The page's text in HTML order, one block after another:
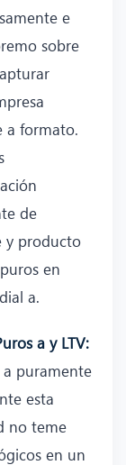
e
sobre
a formato.
de
y producto
en
a.
a y LTV:
puramente
esta
no teme
en un